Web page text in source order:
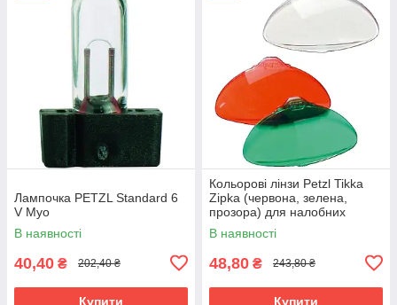
Лампочка PETZL Standard 6
V Myo
В наявності
40,40 ₴ 202,40 ₴
Купити
Кольорові лінзи Petzl Tikka
Zipka (червона, зелена,
прозора) для налобних
ліхтарів
В наявності
48,80 ₴ 243,80 ₴
Купити